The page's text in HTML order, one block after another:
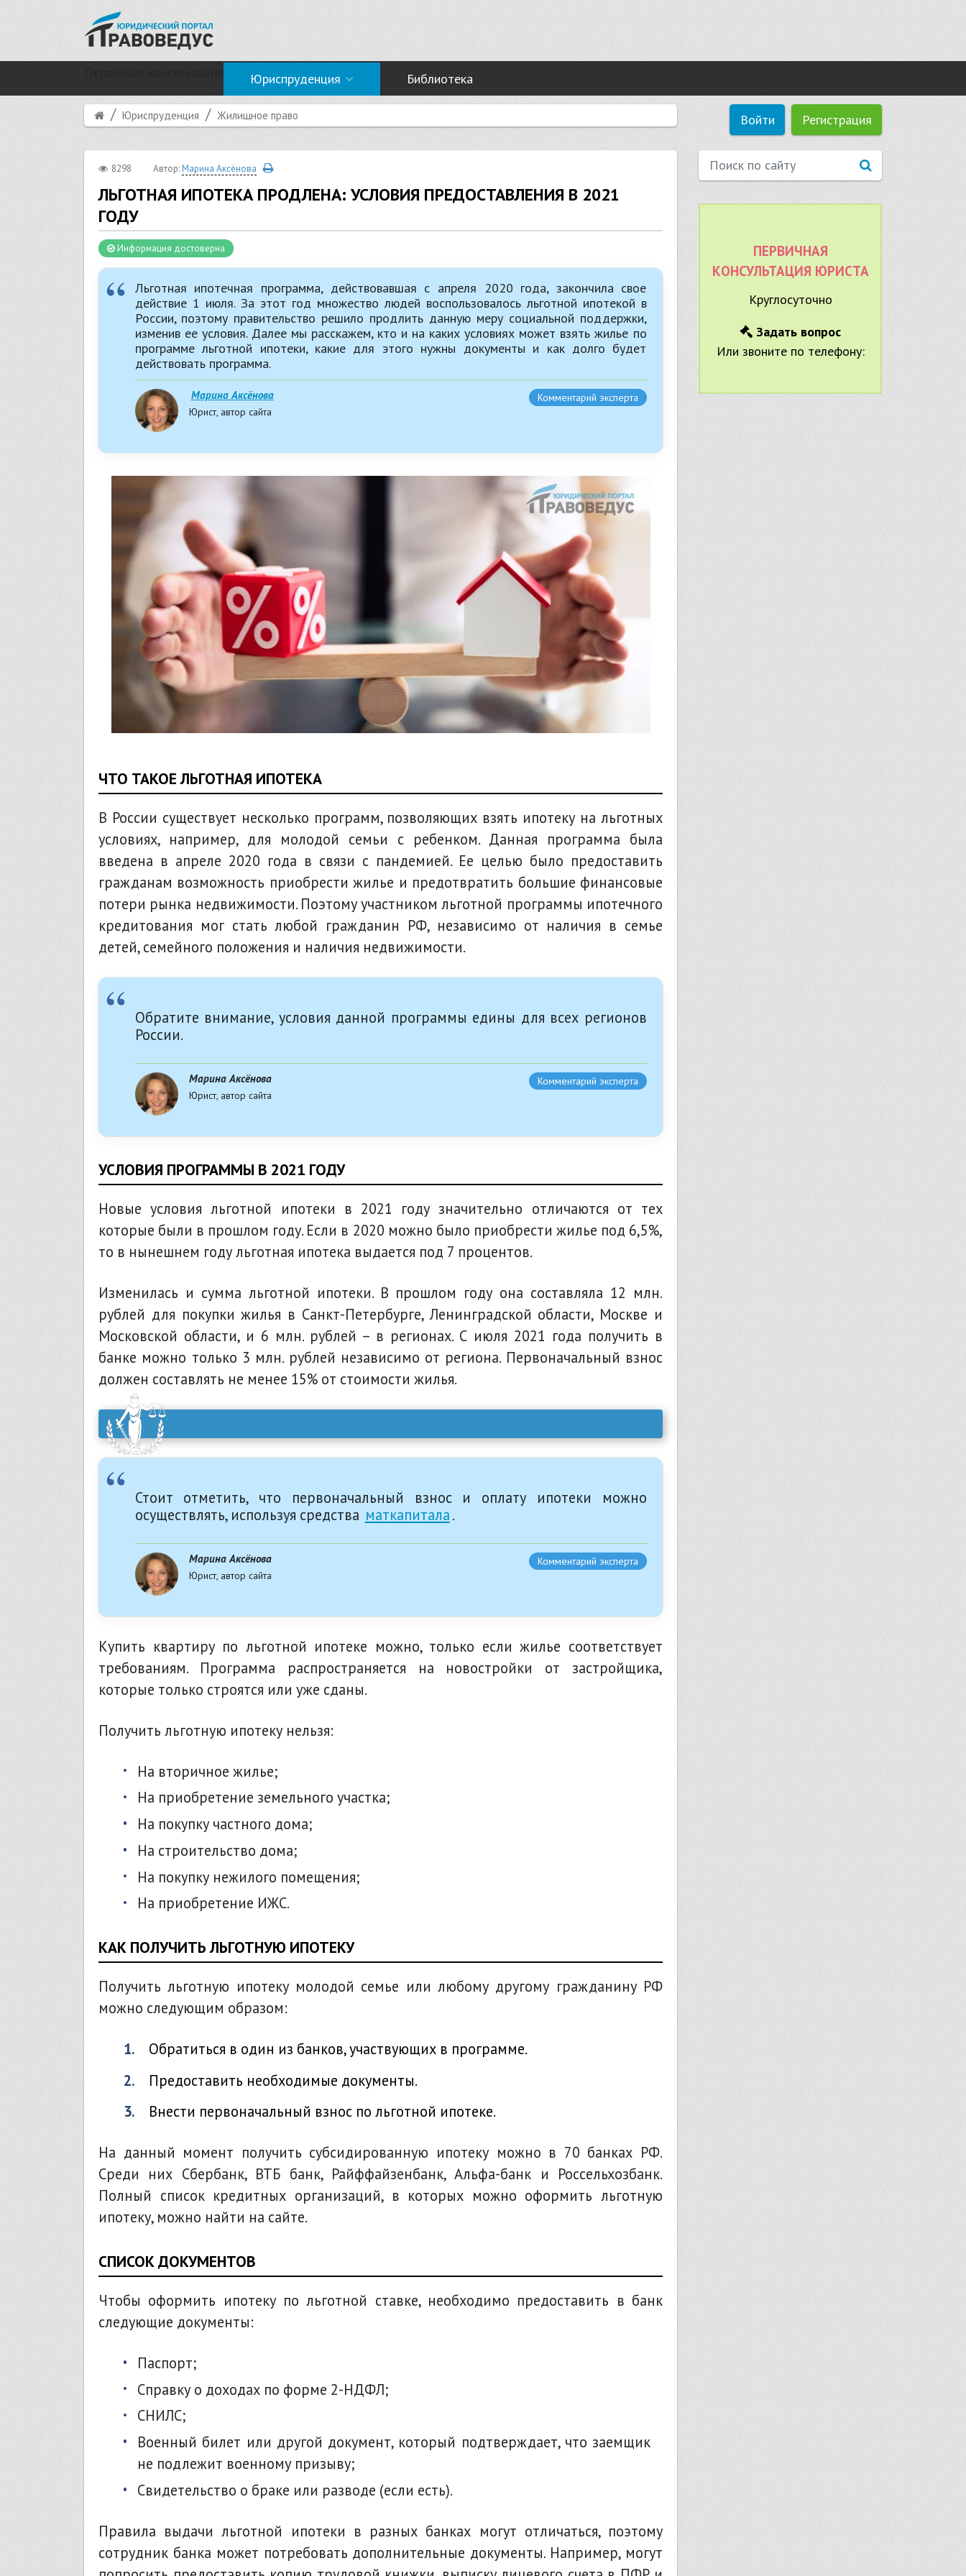
Юриспруденция Библиотека
Юриспруденция Жилищное право Войти Регистрация
8298 Автор: Марина Аксёнова
ЛЬГОТНАЯ ИПОТЕКА ПРОДЛЕНА: УСЛОВИЯ ПРЕДОСТАВЛЕНИЯ В 2021
ГОДУ
Информация достоверна
Льготная ипотечная программа, действовавшая с апреля 2020 года, закончила свое
действие 1 июля. За этот год множество людей воспользовалось льготной ипотекой в
России, поэтому правительство решило продлить данную меру социальной поддержки,
изменив ее условия. Далее мы расскажем, кто и на каких условиях может взять жилье по
программе льготной ипотеки, какие для этого нужны документы и как долго будет
действовать программа.
Марина Аксёнова
Юрист, автор сайта
Комментарий эксперта
ЧТО ТАКОЕ ЛЬГОТНАЯ ИПОТЕКА
В России существует несколько программ, позволяющих взять ипотеку на льготных
условиях, например, для молодой семьи с ребенком. Данная программа была
введена в апреле 2020 года в связи с пандемией. Ее целью было предоставить
гражданам возможность приобрести жилье и предотвратить большие финансовые
потери рынка недвижимости. Поэтому участником льготной программы ипотечного
кредитования мог стать любой гражданин РФ, независимо от наличия в семье
детей, семейного положения и наличия недвижимости.
Обратите внимание, условия данной программы едины для всех регионов
России.
Марина Аксёнова
Юрист, автор сайта
Комментарий эксперта
УСЛОВИЯ ПРОГРАММЫ В 2021 ГОДУ
Новые условия льготной ипотеки в 2021 году значительно отличаются от тех
которые были в прошлом году. Если в 2020 можно было приобрести жилье под 6,5%,
то в нынешнем году льготная ипотека выдается под 7 процентов.
Изменилась и сумма льготной ипотеки. В прошлом году она составляла 12 млн.
рублей для покупки жилья в Санкт-Петербурге, Ленинградской области, Москве и
Московской области, и 6 млн. рублей – в регионах. С июля 2021 года получить в
банке можно только 3 млн. рублей независимо от региона. Первоначальный взнос
должен составлять не менее 15% от стоимости жилья.
Стоит отметить, что первоначальный взнос и оплату ипотеки можно
осуществлять, используя средства маткапитала.
Марина Аксёнова
Юрист, автор сайта
Комментарий эксперта
Купить квартиру по льготной ипотеке можно, только если жилье соответствует
требованиям. Программа распространяется на новостройки от застройщика,
которые только строятся или уже сданы.
Получить льготную ипотеку нельзя:
на вторичное жилье;
на приобретение земельного участка;
на покупку частного дома;
на строительство дома;
на покупку нежилого помещения;
на приобретение ИЖС.
КАК ПОЛУЧИТЬ ЛЬГОТНУЮ ИПОТЕКУ
Получить льготную ипотеку молодой семье или любому другому гражданину РФ
можно следующим образом:
Обратиться в один из банков, участвующих в программе.
Предоставить необходимые документы.
Внести первоначальный взнос по льготной ипотеке.
На данный момент получить субсидированную ипотеку можно в 70 банках РФ.
Среди них Сбербанк, ВТБ банк, Райффайзенбанк, Альфа-банк и Россельхозбанк.
Полный список кредитных организаций, в которых можно оформить льготную
ипотеку, можно найти на сайте.
СПИСОК ДОКУМЕНТОВ
Чтобы оформить ипотеку по льготной ставке, необходимо предоставить в банк
следующие документы:
паспорт;
справку о доходах по форме 2-НДФЛ;
СНИЛС;
военный билет или другой документ, который подтверждает, что заемщик
не подлежит военному призыву;
свидетельство о браке или разводе (если есть).
Правила выдачи льготной ипотеки в разных банках могут отличаться, поэтому
сотрудник банка может потребовать дополнительные документы. Например, могут
ПЕРВИЧНАЯ
КОНСУЛЬТАЦИЯ ЮРИСТА
Круглосуточно
Задать вопрос
Или звоните по телефону: